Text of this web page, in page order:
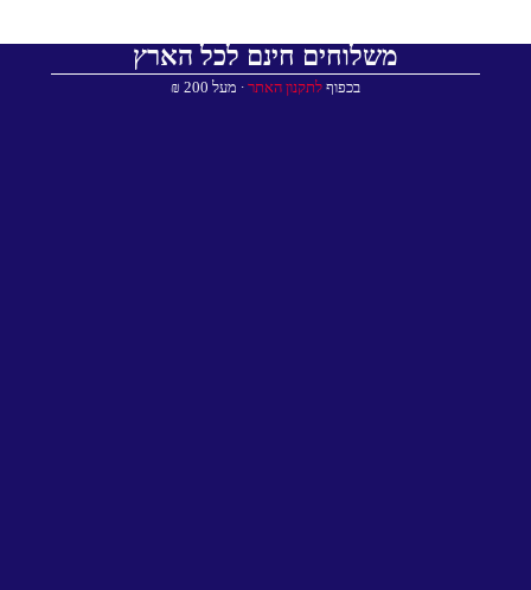
משלוחים חינם לכל הארץ
בכפוף לתקנון האתר ∙ מעל 200 ₪